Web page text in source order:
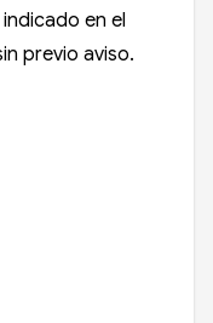
en el
previo aviso.